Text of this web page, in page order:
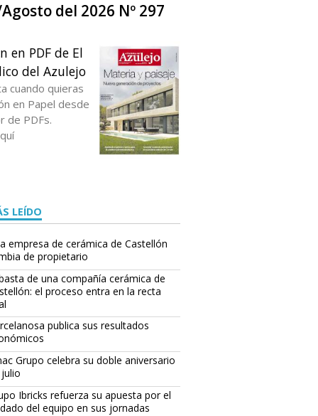
del 2026 Nº 297
en PDF de El
del Azulejo
cuando quieras
en Papel desde
de PDFs.
LEÍDO
empresa de cerámica de Castellón
de propietario
de una compañía cerámica de
el proceso entra en la recta
publica sus resultados
Grupo celebra su doble aniversario
Ibricks refuerza su apuesta por el
del equipo en sus jornadas